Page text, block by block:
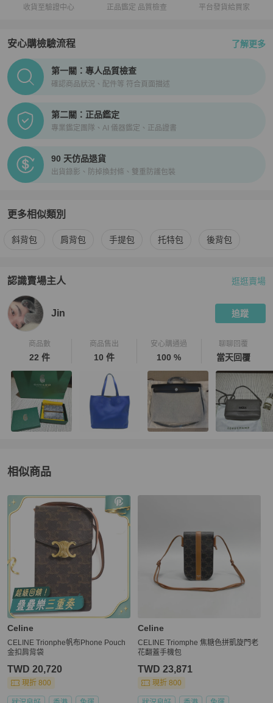
收貨至驗證中心 正品鑑定 品質檢查 平台發貨給買家
安心購檢驗流程 了解更多
PopChill拍拍圈正品驗證、安心購檢驗流程介紹
第一關：專人品質檢查
確認商品狀況、配件等 符合頁面描述
第二關：正品鑑定
專業鑑定團隊、AI 儀器鑑定、正品證書
90 天仿品退貨
出貨錄影、防掉換封條、雙重防護包裝
更多相似類別
更多Celine 女包相似商品推薦
斜背包 肩背包 手提包 托特包 後背包
認識賣場主人
PopChill 拍拍圈嚴選賣家
逛逛賣場
Jin 追蹤
商品數
22 件
商品售出
10 件
安心購通過
100 %
聊聊回覆
當天回覆
相似商品
更多相似Celine女包推薦精品
Celine
CELINE Trionphe帆布Phone Pouch
金扣肩背袋
TWD 20,720
現折 800
Celine
CELINE Triomphe 焦糖色拼凱旋門老
花翻蓋手機包
TWD 23,871
現折 800